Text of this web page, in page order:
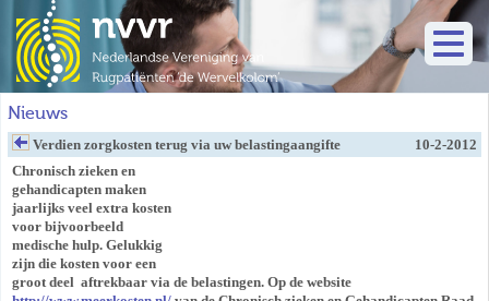
Nieuws
Verdien zorgkosten terug via uw belastingaangifte
10-2-2012
Chronisch zieken en
gehandicapten maken
jaarlijks veel extra kosten
voor bijvoorbeeld
medische hulp. Gelukkig
zijn die kosten voor een
groot deel aftrekbaar via de belastingen. Op de website